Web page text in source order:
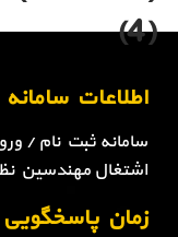
(4)
اطلاعات سامانه
سامانه ثبت نام /
اشتغال مهندسین
زمان پاسخگویی